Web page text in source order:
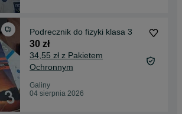
Podrecznik do fizyki klasa 3
30 zł
34,55 zł z Pakietem
Ochronnym
Galiny
04 sierpnia 2026